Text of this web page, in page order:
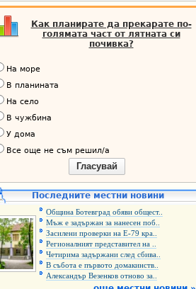
Как планирате да прекарате по-
голямата част от лятната си
почивка?
На море
В планината
На село
В чужбина
У дома
Все още не съм решил/а
Гласувай
Последните местни новини
Община Ботевград обяви общест..
Мъж е задържан за нанесен поб..
Засилени проверки на Е-79 кра..
Регионалният представител на ..
Четирима задържани след сбива..
В събота е първото домакинств..
Александър Везенков отново за..